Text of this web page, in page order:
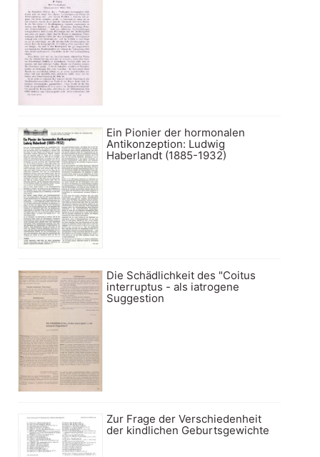
Ein Pionier der hormonalen
Antikonzeption: Ludwig
Haberlandt (1885-1932)
Die Schädlichkeit des "Coitus
interruptus - als iatrogene
Suggestion
Zur Frage der Verschiedenheit
der kindlichen Geburtsgewichte